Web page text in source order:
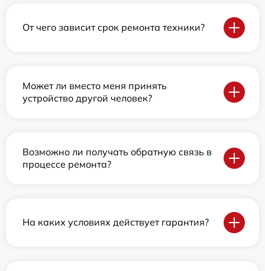
От чего зависит срок ремонта техники?
Может ли вместо меня принять
устройство другой человек?
Возможно ли получать обратную связь в
процессе ремонта?
На каких условиях действует гарантия?